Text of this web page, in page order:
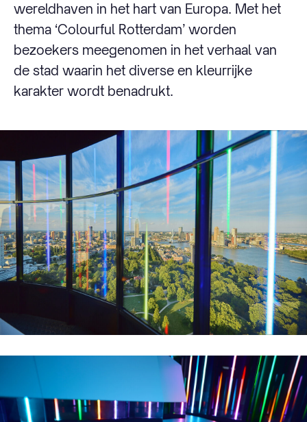
wereldhaven in het hart van Europa. Met het
thema ‘Colourful Rotterdam’ worden
bezoekers meegenomen in het verhaal van
de stad waarin het diverse en kleurrijke
karakter wordt benadrukt.